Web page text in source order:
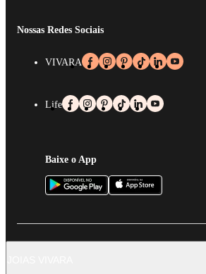
Nossas Redes Sociais
VIVARA
Life
Baixe o App